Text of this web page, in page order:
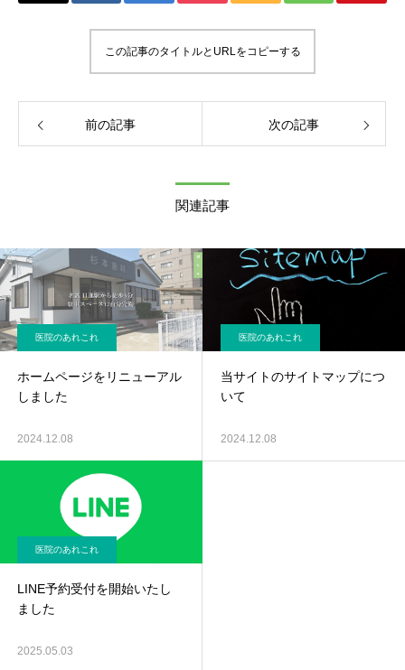
この記事のタイトルとURLをコピーする
前の記事 次の記事
関連記事
医院のあれこれ
ホームページをリニューアル
しました
2024.12.08
医院のあれこれ
当サイトのサイトマップにつ
いて
2024.12.08
医院のあれこれ
LINE予約受付を開始いたし
ました
2025.05.03